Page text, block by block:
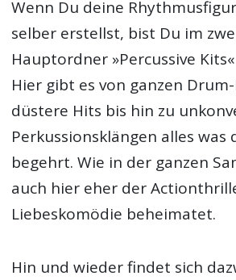
Wenn Du deine
selber erstellst, bist Du im
Hauptordner »Percussive
Hier gibt es von ganzen
düstere Hits bis hin zu
Perkussionsklängen alles was
begehrt. Wie in der ganzen
auch hier eher der
Liebeskomödie beheimatet.
Hin und wieder findet sich